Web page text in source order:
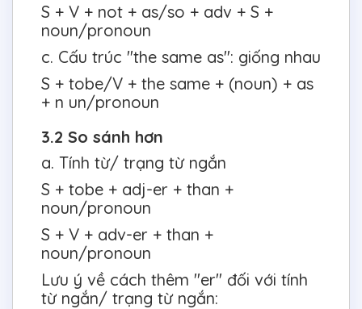
S + V + not + as/so + adv + S +
noun/pronoun
c. Cấu trúc "the same as": giống nhau
S + tobe/V + the same + (noun) + as
+ n un/pronoun
3.2 So sánh hơn
a. Tính từ/ trạng từ ngắn
S + tobe + adj-er + than +
noun/pronoun
S + V + adv-er + than +
noun/pronoun
Lưu ý về cách thêm "er" đối với tính
từ ngắn/ trạng từ ngắn: